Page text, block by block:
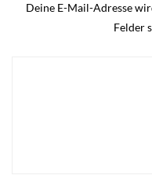
Deine E-Mail-Adresse
Felder